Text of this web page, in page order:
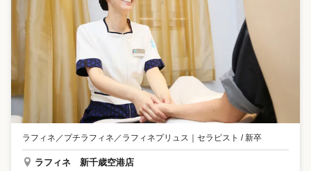
ラフィネ／プチラフィネ／ラフィネプリュス ｜ セラピスト / 新卒
ラフィネ 新千歳空港店